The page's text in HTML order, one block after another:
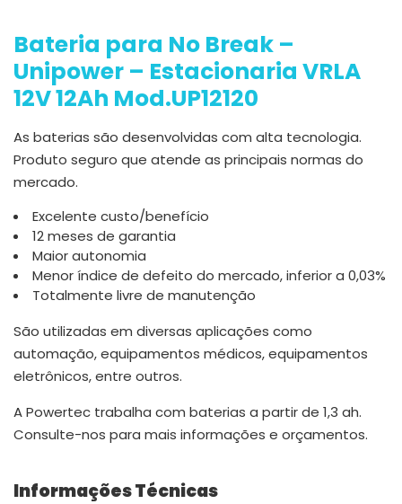
Bateria para No Break –
Unipower – Estacionaria VRLA
12V 12Ah Mod.UP12120
As baterias são desenvolvidas com alta tecnologia.
Produto seguro que atende as principais normas do
mercado.
Excelente custo/benefício
12 meses de garantia
Maior autonomia
Menor índice de defeito do mercado, inferior a 0,03%
Totalmente livre de manutenção
São utilizadas em diversas aplicações como
automação, equipamentos médicos, equipamentos
eletrônicos, entre outros.
A Powertec trabalha com baterias a partir de 1,3 ah.
Consulte-nos para mais informações e orçamentos.
Informações Técnicas